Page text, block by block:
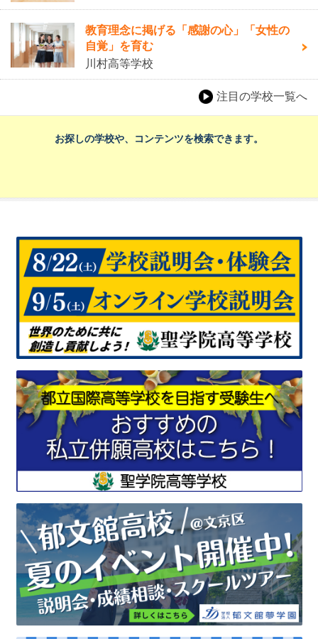
教育理念に掲げる「感謝の心」「女性の
自覚」を育む
川村高等学校
注目の学校一覧へ
お探しの学校や、コンテンツを検索できます。